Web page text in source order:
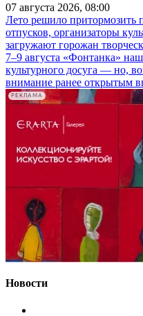
07 августа 2026, 08:00
Лето решило притормозить
отпусков, организаторы
загружают горожан
7–9 августа «Фонтанка»
культурного досуга — но,
внимание ранее открытым
РЕКЛАМА
Новости